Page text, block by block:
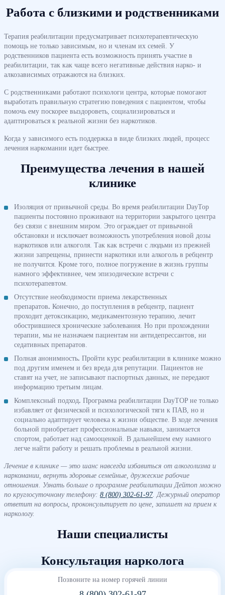
Работа с близкими и родственниками
Терапия реабилитации предусматривает психотерапевтическую
помощь не только зависимым, но и членам их семей. У
родственников пациента есть возможность принять участие в
реабилитации, так как чаще всего негативные действия нарко- и
алкозависимых отражаются на близких.
С родственниками работают психологи центра, которые помогают
выработать правильную стратегию поведения с пациентом, чтобы
помочь ему поскорее выздороветь, социализироваться и
адаптироваться к реальной жизни без наркотиков.
Когда у зависимого есть поддержка в виде близких людей, процесс
лечения наркомании идет быстрее.
Преимущества лечения в нашей
клинике
Изоляция от привычной среды. Во время реабилитации DayTop
пациенты постоянно проживают на территории закрытого центра
без связи с внешним миром. Это ограждает от привычной
обстановки и исключает возможность употребления новой дозы
наркотиков или алкоголя. Так как встречи с людьми из прежней
жизни запрещены, принести наркотики или алкоголь в ребцентр
не получится. Кроме того, полное погружение в жизнь группы
намного эффективнее, чем эпизодические встречи с
психотерапевтом.
Отсутствие необходимости приема лекарственных
препаратов. Конечно, до поступления в ребцентр, пациент
проходит детоксикацию, медикаментозную терапию, лечит
обострившиеся хронические заболевания. Но при прохождении
терапии, мы не назначаем пациентам ни антидепрессантов, ни
седативных препаратов.
Полная анонимность. Пройти курс реабилитации в клинике можно
под другим именем и без вреда для репутации. Пациентов не
ставят на учет, не записывают паспортных данных, не передают
информацию третьим лицам.
Комплексный подход. Программа реабилитации DayTOP не только
избавляет от физической и психологической тяги к ПАВ, но и
социально адаптирует человека к жизни обществе. В ходе лечения
больной приобретает профессиональные навыки, занимается
спортом, работает над самооценкой. В дальнейшем ему намного
легче найти работу и решать проблемы в реальной жизни.
Лечение в клинике — это шанс навсегда избавиться от алкоголизма и
наркомании, вернуть здоровые семейные, дружеские рабочие
отношения. Узнать больше о программе реабилитации Дейтоп можно
по круглосуточному телефону: 8 (800) 302-61-97. Дежурный оператор
ответит на вопросы, проконсультирует по цене, запишет на прием к
наркологу.
Наши специалисты
Консультация нарколога
Позвоните на номер горячей линии